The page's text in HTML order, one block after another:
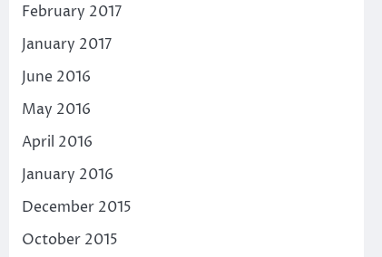
February 2017
January 2017
June 2016
May 2016
April 2016
January 2016
December 2015
October 2015